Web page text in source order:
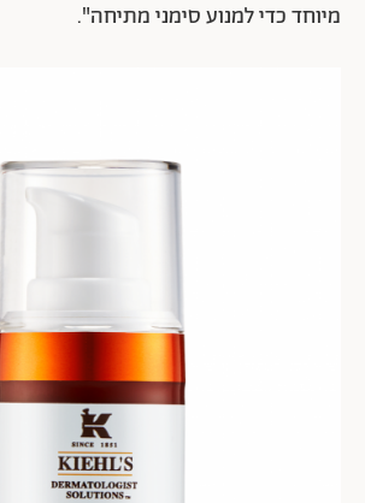
מיוחד כדי למנוע סימני מתיחה".